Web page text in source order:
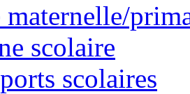
maternelle/
scolaire
scolaires